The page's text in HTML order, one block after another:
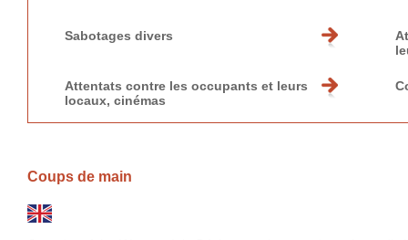
Sabotages divers
Attentats contre les occupants et leurs
locaux, cinémas
Coups de main